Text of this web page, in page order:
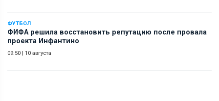
ФУТБОЛ
ФИФА решила восстановить репутацию после провала
проекта Инфантино
09:50 | 10 августа